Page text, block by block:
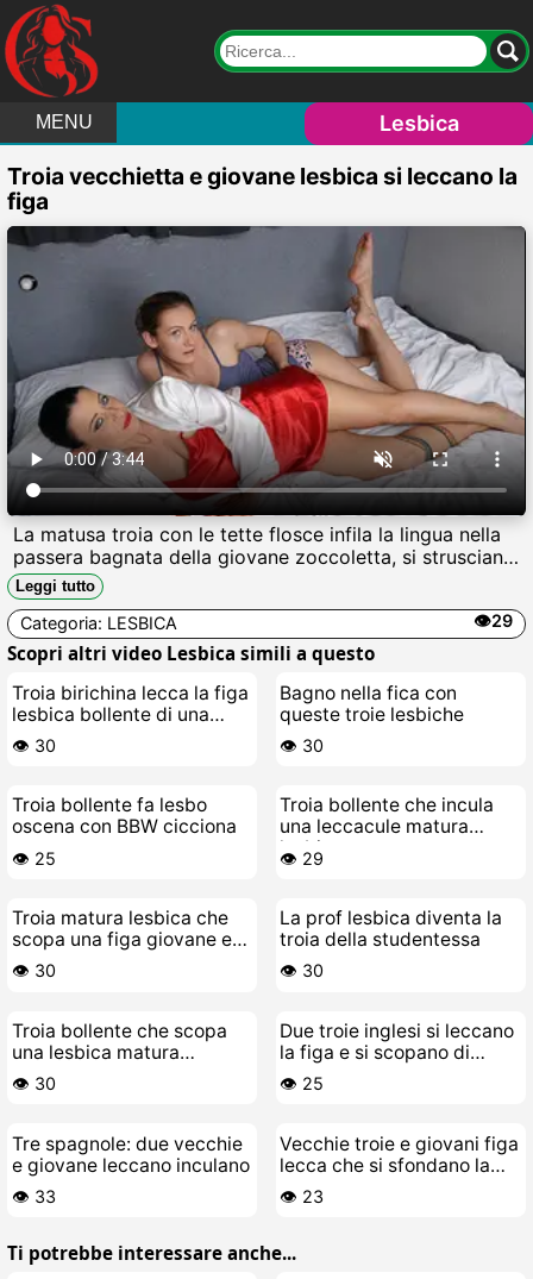
MENU Lesbica
Troia vecchietta e giovane lesbica si leccano la
figa
La matusa troia con le tette flosce infila la lingua nella
passera bagnata della giovane zoccoletta, si strusciano
culi sudati, si succhiano i capezzoli duri e si scopano
con dita unte fino a schizzareare piscio e schizzi di fica
bollente.
Leggi tutto
Categoria: LESBICA 👁️29
Scopri altri video Lesbica simili a questo
Troia birichina lecca la figa
lesbica bollente di una
matura arrapata
👁️ 30
Bagno nella fica con
queste troie lesbiche
👁️ 30
Troia bollente fa lesbo
oscena con BBW cicciona
👁️ 25
Troia bollente che incula
una leccacule matura
lesbica
👁️ 29
Troia matura lesbica che
scopa una figa giovane e
bollente
👁️ 30
La prof lesbica diventa la
troia della studentessa
👁️ 30
Troia bollente che scopa
una lesbica matura
arrapata
👁️ 30
Due troie inglesi si leccano
la figa e si scopano di
brutto in vacanza
👁️ 25
Tre spagnole: due vecchie
e giovane leccano inculano
👁️ 33
Vecchie troie e giovani figa
lecca che si sfondano la
figa con un doppio cazzo
👁️ 23
Ti potrebbe interessare anche...